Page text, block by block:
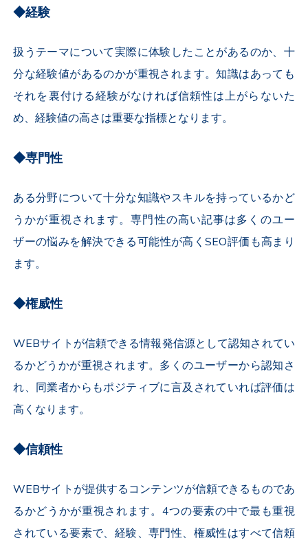
◆経験
扱うテーマについて実際に体験したことがあるのか、十
分な経験値があるのかが重視されます。知識はあっても
それを裏付ける経験がなければ信頼性は上がらないた
め、経験値の高さは重要な指標となります。
◆専門性
ある分野について十分な知識やスキルを持っているかど
うかが重視されます。専門性の高い記事は多くのユー
ザーの悩みを解決できる可能性が高くSEO評価も高まり
ます。
◆権威性
WEBサイトが信頼できる情報発信源として認知されてい
るかどうかが重視されます。多くのユーザーから認知さ
れ、同業者からもポジティブに言及されていれば評価は
高くなります。
◆信頼性
WEBサイトが提供するコンテンツが信頼できるものであ
るかどうかが重視されます。4つの要素の中で最も重視
されている要素で、経験、専門性、権威性はすべて信頼